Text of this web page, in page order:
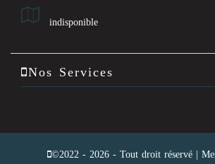
indisponible
Nos Services
©2022 - 2026 - Tout droit réservé |